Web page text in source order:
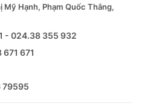
Mỹ Hạnh, Phạm Quốc Thắng,
- 024.38 355 932
671
79595